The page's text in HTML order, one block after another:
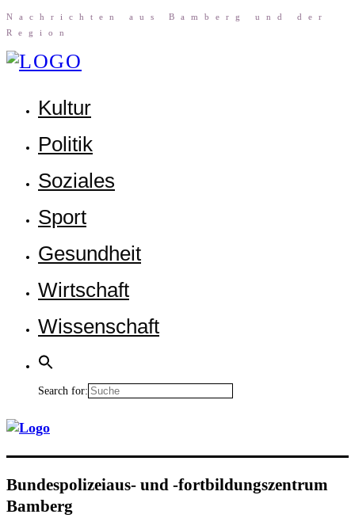
Nach­rich­ten aus Bam­berg und der
Region
Kul­tur
Poli­tik
Sozia­les
Sport
Gesund­heit
Wirt­schaft
Wis­sen­schaft
Search for:
Bun­des­po­li­zei­aus- und ‑fort­bil­dungs­zen­trum
Bamberg